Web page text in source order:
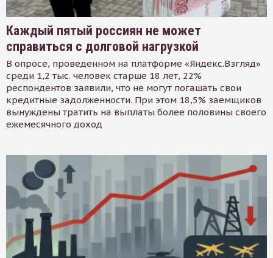
Каждый пятый россиян не может
справиться с долговой нагрузкой
В опросе, проведенном на платформе «Яндекс.Взгляд»
среди 1,2 тыс. человек старше 18 лет, 22%
респондентов заявили, что не могут погашать свои
кредитные задолженности. При этом 18,5% заемщиков
вынуждены тратить на выплаты более половины своего
ежемесячного доход